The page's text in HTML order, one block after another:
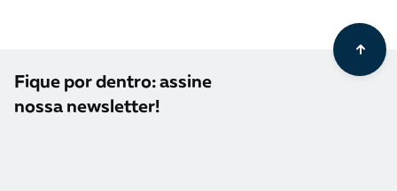
Fique por dentro: assine
nossa newsletter!